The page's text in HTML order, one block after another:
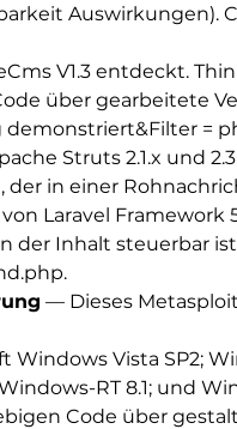
Auswirkungen).
V1.3 entdeckt.
über gearbeitete
=
Struts 2.1.x und
in einer
Laravel Framework
Inhalt steuerbar
— Dieses
Vista SP2;
RT 8.1; und
Code über